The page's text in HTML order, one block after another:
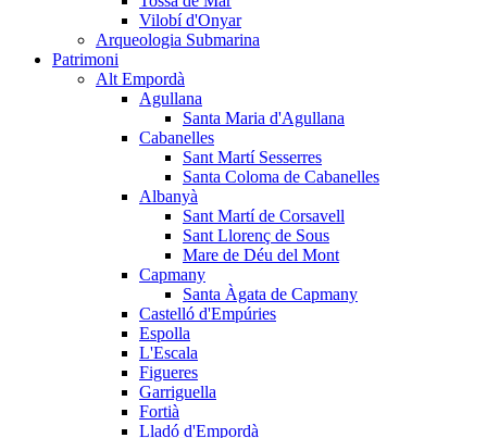
Vilobí d'Onyar
Arqueologia Submarina
Patrimoni
Alt Empordà
Agullana
Santa Maria d'Agullana
Cabanelles
Sant Martí Sesserres
Santa Coloma de Cabanelles
Albanyà
Sant Martí de Corsavell
Sant Llorenç de Sous
Mare de Déu del Mont
Capmany
Santa Àgata de Capmany
Castelló d'Empúries
Espolla
L'Escala
Figueres
Garriguella
Fortià
Lladó d'Empordà